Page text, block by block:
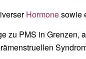
Hormonesowie
zu PMS in Grenzen,